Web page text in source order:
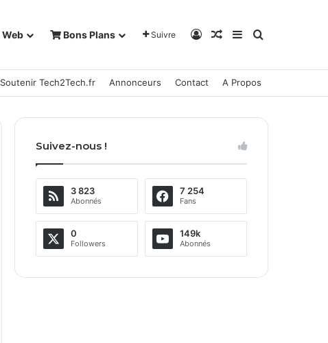
Web Bons Plans Suivre Connexion
Article Aléatoire
Sidebar (barre
Rechercher
Soutenir Tech2Tech.fr Annonceurs Contact A Propos
Suivez-nous !
3 823
Abonnés
7 254
Fans
0
Followers
149k
Abonnés